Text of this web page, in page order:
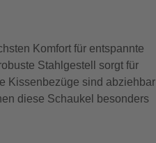
Komfort für entspannte
Stahlgestell sorgt für
Kissenbezüge sind abziehbar
diese Schaukel besonders